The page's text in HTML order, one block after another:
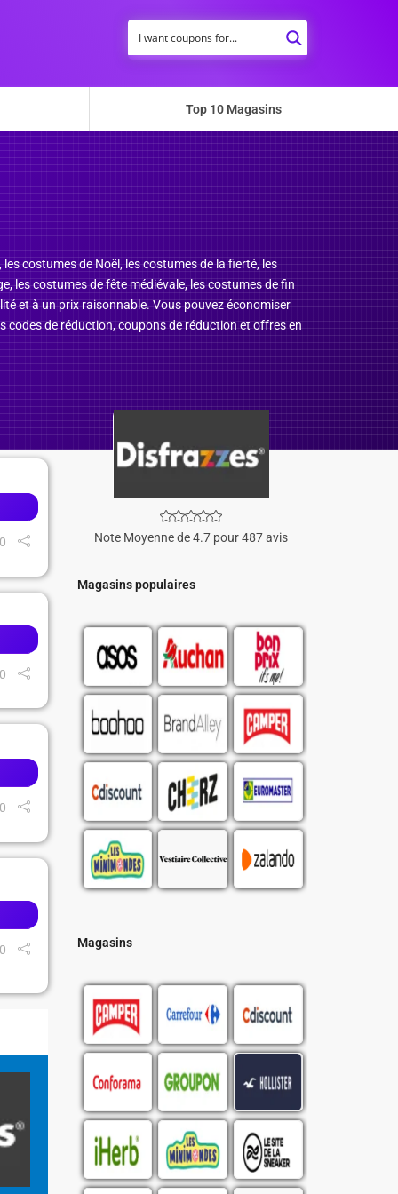
Top 10 Magasins
costumes de Noël, les costumes de la fierté, les
les costumes de fête médiévale, les costumes de fin
et à un prix raisonnable. Vous pouvez économiser
de réduction, coupons de réduction et offres en
Note Moyenne de 4.7 pour 487 avis
Magasins populaires
Magasins